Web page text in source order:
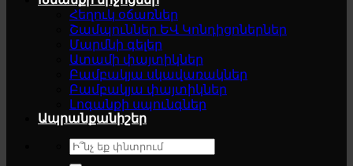
Հեղուկ օճառներ
Շամպուններ ԵՎ Կոնդիցոներներ
Մարմնի գելեր
Ատամի փայտիկներ
Բամբակյա սկավառակներ
Բամբակյա փայտիկներ
Լոգանքի սպունգներ
Ապրանքանիշեր
Search
for: